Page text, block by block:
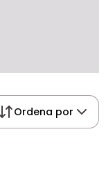
Ordena por